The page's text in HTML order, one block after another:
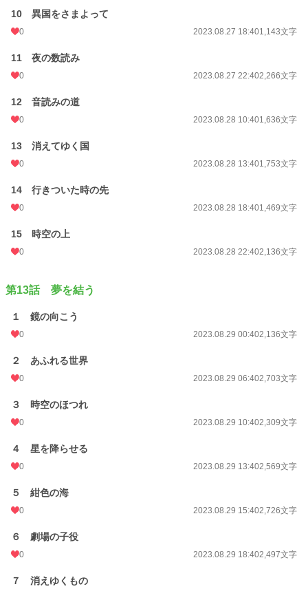
10 異国をさまよって
0 2023.08.27 18:401,143文字
11 夜の数読み
0 2023.08.27 22:402,266文字
12 音読みの道
0 2023.08.28 10:401,636文字
13 消えてゆく国
0 2023.08.28 13:401,753文字
14 行きついた時の先
0 2023.08.28 18:401,469文字
15 時空の上
0 2023.08.28 22:402,136文字
第13話 夢を結う
１ 鏡の向こう
0 2023.08.29 00:402,136文字
２ あふれる世界
0 2023.08.29 06:402,703文字
３ 時空のほつれ
0 2023.08.29 10:402,309文字
４ 星を降らせる
0 2023.08.29 13:402,569文字
５ 紺色の海
0 2023.08.29 15:402,726文字
６ 劇場の子役
0 2023.08.29 18:402,497文字
７ 消えゆくもの